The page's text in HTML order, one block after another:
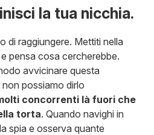
la tua nicchia.
di raggiungere. Mettiti nella
pensa cosa cercherebbe.
avvicinare questa
, non possiamo dirlo
concorrenti là fuori che
torta. Quando navighi in
spia e osserva quante